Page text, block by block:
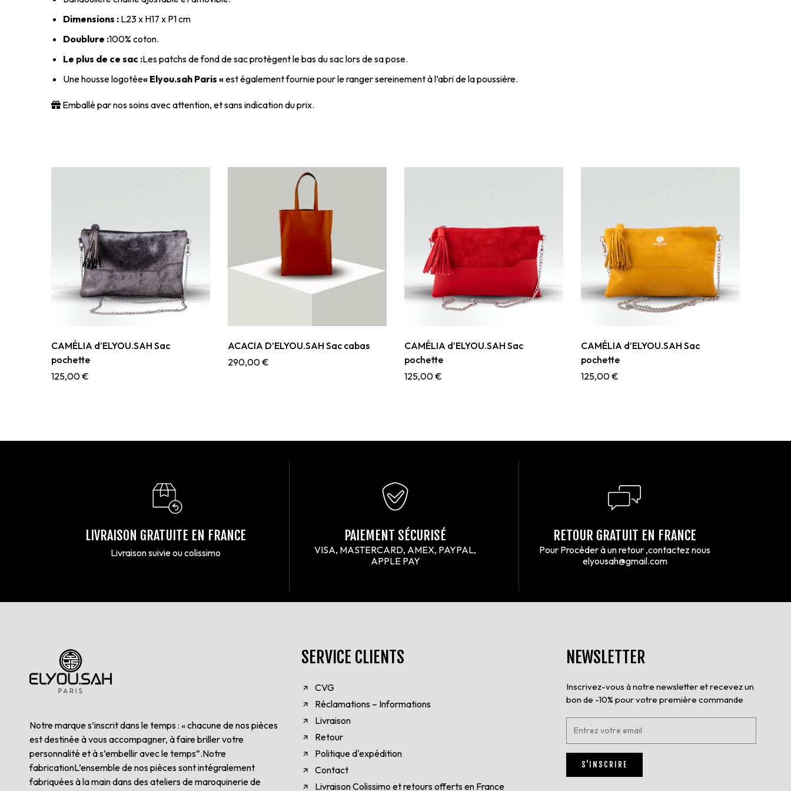
Dimensions : L23 x H17 x P1 cm
Doublure :100% coton.
Le plus de ce sac :Les patchs de fond de sac protègent le bas du sac lors de sa pose.
Une housse logotée« Elyou.sah Paris «est également fournie pour le ranger sereinement à l’abri de la poussière.
Emballé par nos soins avec attention, et sans indication du prix.
CAMÉLIA d’ELYOU.SAH Sac
pochette
125,00€
ACACIA D’ELYOU.SAH Sac cabas
290,00€
CAMÉLIA d’ELYOU.SAH Sac
pochette
125,00€
CAMÉLIA d’ELYOU.SAH Sac
pochette
125,00€
LIVRAISON GRATUITE EN FRANCE
Livraison suivie ou colissimo
PAIEMENT SÉCURISÉ
VISA, MASTERCARD, AMEX, PAYPAL,
APPLE PAY
RETOUR GRATUIT EN FRANCE
Pour Procéder à un retour ,contactez nous
elyousah@gmail.com
Notre marque s’inscrit dans le temps : « chacune de nos pièces
est destinée à vous accompagner, à faire briller votre
personnalité et à s’embellir avec le temps”.Notre
fabricationL’ensemble de nos pièces sont intégralement
fabriquées à la main dans des ateliers de maroquinerie de
SERVICE CLIENTS
CVG
Réclamations – Informations
Livraison
Retour
Politique d'expédition
Contact
Livraison Colissimo et retours offerts en France
NEWSLETTER
Inscrivez-vous à notre newsletter et recevez un
bon de -10% pour votre première commande
E
t
r
z
S'INSCRIRE